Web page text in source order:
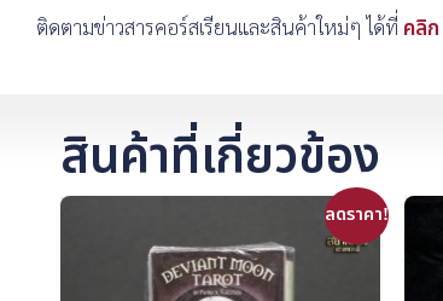
ติดตามข่าวสารคอร์สเรียนและสินค้าใหม่ๆ ได้ที่ คลิก
สินค้าที่เกี่ยวข้อง
ลดราคา!